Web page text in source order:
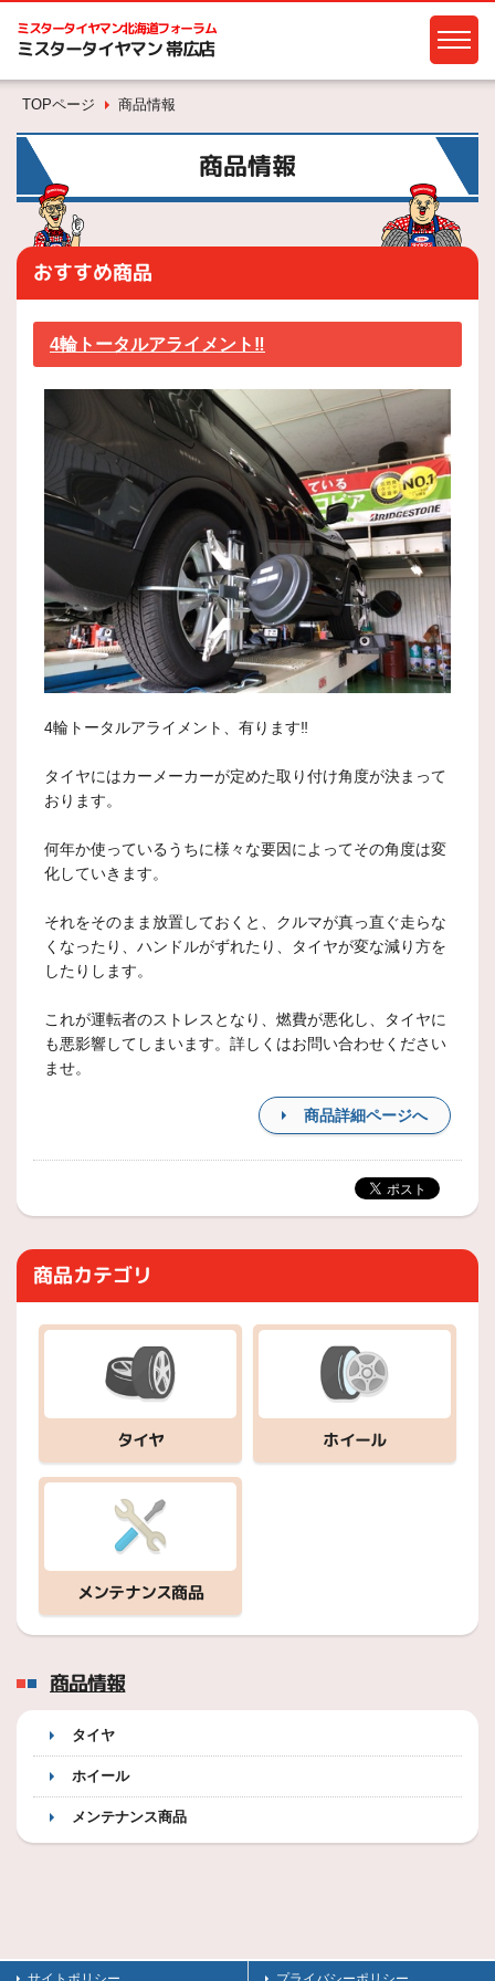
ミスタータイヤマン北海道フォーラム
ミスタータイヤマン 帯広店
TOPページ 商品情報
商品情報
おすすめ商品
4輪トータルアライメント‼️
4輪トータルアライメント、有ります‼️
タイヤにはカーメーカーが定めた取り付け角度が決まって
おります。
何年か使っているうちに様々な要因によってその角度は変
化していきます。
それをそのまま放置しておくと、クルマが真っ直ぐ走らな
くなったり、ハンドルがずれたり、タイヤが変な減り方を
したりします。
これが運転者のストレスとなり、燃費が悪化し、タイヤに
も悪影響してしまいます。詳しくはお問い合わせください
ませ。
商品詳細ページへ
商品カテゴリ
タイヤ ホイール
メンテナンス商品
商品情報
タイヤ
ホイール
メンテナンス商品